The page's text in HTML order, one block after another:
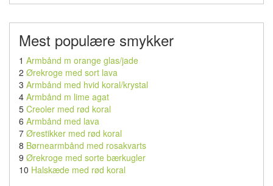
Mest populære smykker
1 Armbånd m orange glas/jade
2 Ørekroge med sort lava
3 Armbånd med hvid koral/krystal
4 Armbånd m lime agat
5 Creoler med rød koral
6 Armbånd med lava
7 Ørestikker med rød koral
8 Børnearmbånd med rosakvarts
9 Ørekroge med sorte bærkugler
10 Halskæde med rød koral